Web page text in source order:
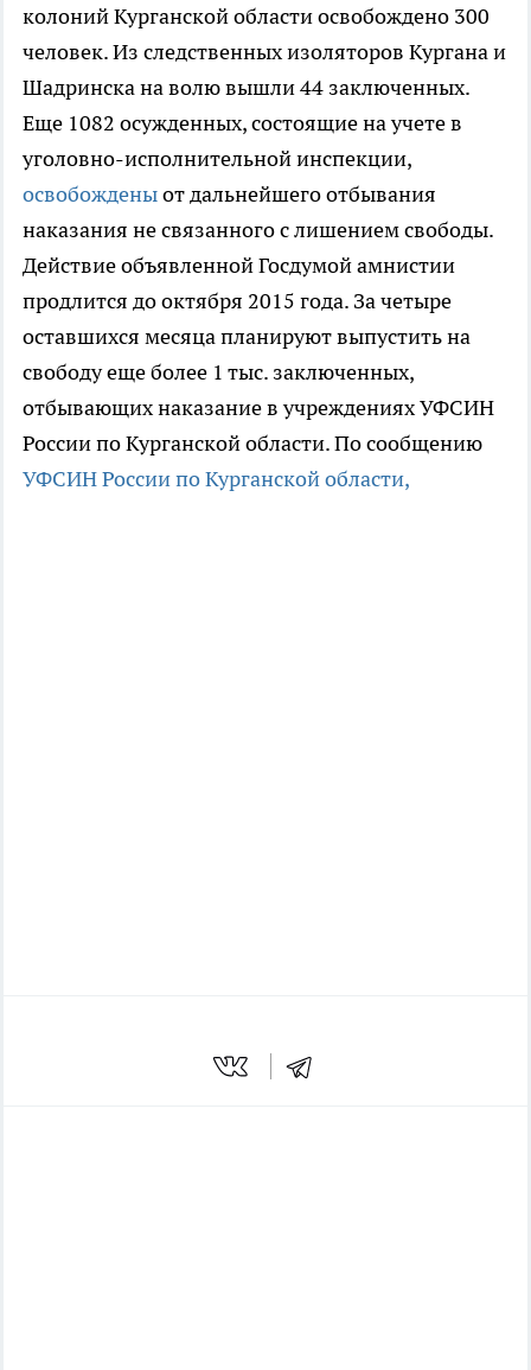
колоний Курганской области освобождено 300
человек. Из следственных изоляторов Кургана и
Шадринска на волю вышли 44 заключенных.
Еще 1082 осужденных, состоящие на учете в
уголовно-исполнительной инспекции,
освобожденыот дальнейшего отбывания
наказания не связанного с лишением свободы.
Действие объявленной Госдумой амнистии
продлится до октября 2015 года. За четыре
оставшихся месяца планируют выпустить на
свободу еще более 1 тыс. заключенных,
отбывающих наказание в учреждениях УФСИН
России по Курганской области. По сообщению
УФСИН России по Курганской области,